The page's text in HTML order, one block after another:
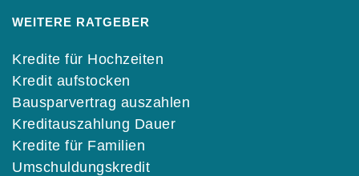
WEITERE RATGEBER
Kredite für Hochzeiten
Kredit aufstocken
Bausparvertrag auszahlen
Kreditauszahlung Dauer
Kredite für Familien
Umschuldungskredit